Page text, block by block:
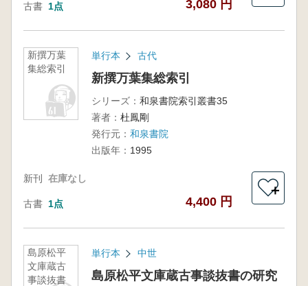
古書 1点 3,080 円
新撰万葉
集総索引
単行本 古代
新撰万葉集総索引
シリーズ： 和泉書院索引叢書35
著者： 杜鳳剛
発行元： 和泉書院
出版年： 1995
新刊 在庫なし
古書 1点 4,400 円
＋
島原松平
文庫蔵古
事談抜書
単行本 中世
島原松平文庫蔵古事談抜書の研究